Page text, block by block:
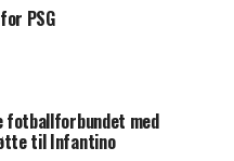
PSG
fotballforbundet med
til Infantino